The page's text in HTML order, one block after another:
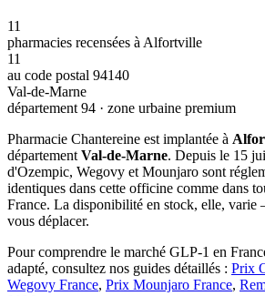
11
pharmacies recensées à Alfortville
11
au code postal 94140
Val-de-Marne
département 94 · zone urbaine premium
Pharmacie Chantereine est implantée à
département Val-de-Marne. Depuis le 15
d'Ozempic, Wegovy et Mounjaro sont
identiques dans cette officine comme dans
France. La disponibilité en stock, elle, varie
vous déplacer.
Pour comprendre le marché GLP-1 en
adapté, consultez nos guides détaillés : Prix
Wegovy France, Prix Mounjaro France,